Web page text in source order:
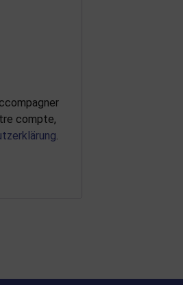
compte,
.